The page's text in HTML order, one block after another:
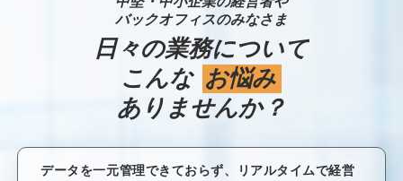
バックオフィスのみなさま
日々の業務について
こんな お悩み
ありませんか？
データを一元管理できておらず、リアルタイムで経営